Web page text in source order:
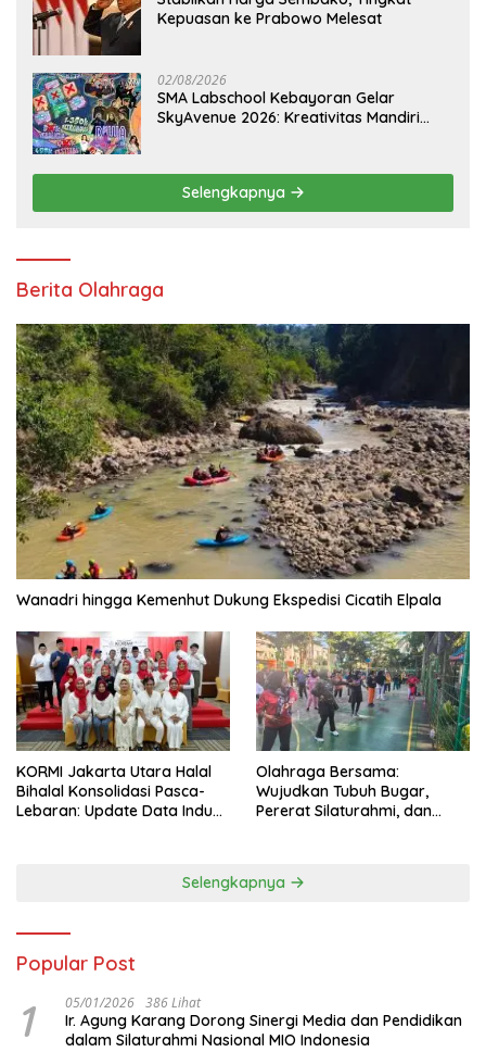
Kepuasan ke Prabowo Melesat
02/08/2026
SMA Labschool Kebayoran Gelar
SkyAvenue 2026: Kreativitas Mandiri
Selengkapnya
Berita Olahraga
Wanadri hingga Kemenhut Dukung Ekspedisi Cicatih Elpala
KORMI Jakarta Utara Halal
Bihalal Konsolidasi Pasca-
Lebaran: Update Data Induk
Olahraga Bersama:
Wujudkan Tubuh Bugar,
Pererat Silaturahmi, dan
Selengkapnya
Popular Post
1 05/01/2026 386 Lihat
Ir. Agung Karang Dorong Sinergi Media dan Pendidikan
dalam Silaturahmi Nasional MIO Indonesia